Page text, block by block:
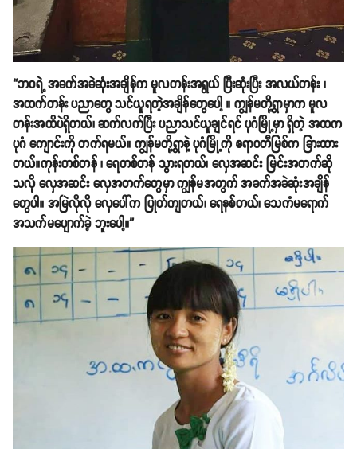
“ဘဝရဲ့ အခက်အခဲဆုံးအချိန်က မူလတန်းအရွယ် ပြီးဆုံးပြီး အလယ်တန်း ၊
အထက်တန်း ပညာတွေ သင်ယူရတဲ့အချိန်တွေပေါ့ ။ ကျွန်မတို့ရွာမှာက မူလ
တန်းအထိပဲရှိတယ်၊ ဆက်လက်ပြီး ပညာသင်ယူချင်ရင် ပုဂံမြို့မှာ ရှိတဲ့ အထက
ပုဂံ ကျောင်းကို တက်ရမယ်။ ကျွန်မတို့ရွာနဲ့ ပုဂံမြို့ကို ဧရာဝတီမြစ်က ခြားထား
တယ်။ကုန်းတစ်တန် ၊ ရေတစ်တန် သွားရတယ်၊ လှေအဆင်း မြင်းအတက်ဆို
သလို လှေအဆင်း လှေအတက်တွေမှာ ကျွန်မအတွက် အခက်အခဲဆုံးအချိန်
တွေပါ။ အမြဲလိုလို လှေပေါ်က ပြုတ်ကျတယ်၊ ရေနစ်တယ်၊ သေကံမရောက်
အသက်မပျောက်ခဲ့ ဘူးပေါ့။”